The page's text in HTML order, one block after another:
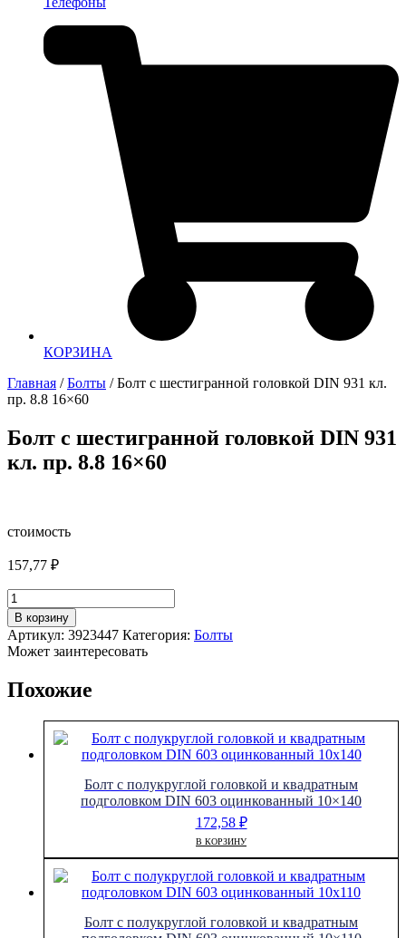
КОРЗИНА
Главная /Болты / Болт с шестигранной головкой DIN 931 кл.
пр. 8.8 16×60
Болт с шестигранной головкой DIN 931
кл. пр. 8.8 16×60
стоимость
157,77 ₽
Количество
товара
Болт
с
шестигранной
DIN
В корзину
Артикул: 3923447 Категория: Болты
Может заинтересовать
Похожие
Болт с полукруглой головкой и квадратным
подголовком DIN 603 оцинкованный 10×140
172,58 ₽
В КОРЗИНУ
Болт с полукруглой головкой и квадратным